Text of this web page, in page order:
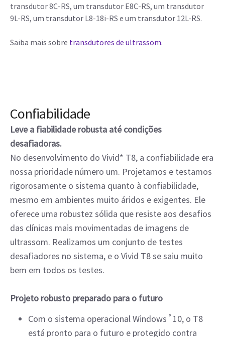
transdutor 8C-RS, um transdutor E8C-RS, um transdutor
9L-RS, um transdutor L8-18i-RS e um transdutor 12L-RS.
Saiba mais sobre transdutores de ultrassom.
Confiabilidade
Leve a fiabilidade robusta até condições
desafiadoras.
No desenvolvimento do Vivid* T8, a confiabilidade era
nossa prioridade número um. Projetamos e testamos
rigorosamente o sistema quanto à confiabilidade,
mesmo em ambientes muito áridos e exigentes. Ele
oferece uma robustez sólida que resiste aos desafios
das clínicas mais movimentadas de imagens de
ultrassom. Realizamos um conjunto de testes
desafiadores no sistema, e o Vivid T8 se saiu muito
bem em todos os testes.
Projeto robusto preparado para o futuro
Com o sistema operacional Windows ® 10, o T8
está pronto para o futuro e protegido contra